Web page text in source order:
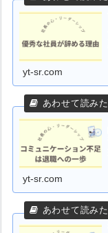
yt-sr.com
yt-sr.com